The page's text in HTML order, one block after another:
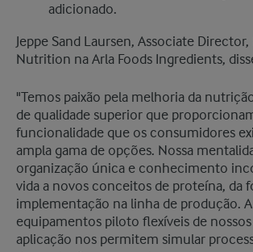
adicionado.
Jeppe Sand Laursen, Associate
Nutrition na Arla Foods Ingredients,
"Temos paixão pela melhoria da
de qualidade superior que
funcionalidade que os consumidores
ampla gama de opções. Nossa
organização única e conhecimento
vida a novos conceitos de proteína, da
implementação na linha de produção.
equipamentos piloto flexíveis de
aplicação nos permitem simular